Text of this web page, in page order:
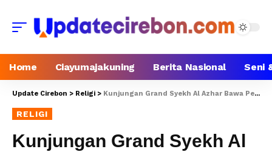
Home Ciayumajakuning Berita Nasional Seni
Update Cirebon > Religi > Kunjungan Grand Syekh Al Azhar Bawa Pesan Toleransi dan Moderasi
RELIGI
Kunjungan Grand Syekh Al